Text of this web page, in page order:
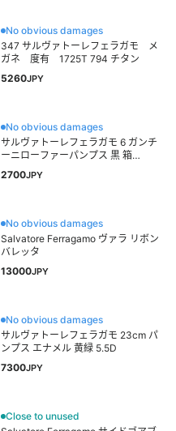
No obvious damages
347 サルヴァトーレフェラガモ メ
ガネ 度有 1725T 794 チタン
5260JPY
No obvious damages
サルヴァトーレフェラガモ 6 ガンチ
ーニローファーパンプス 黒 箱
2700JPY
No obvious damages
Salvatore Ferragamo ヴァラ リボン
バレッタ
13000JPY
No obvious damages
サルヴァトーレフェラガモ 23cm パ
ンプス エナメル 黄緑 5.5D
7300JPY
Close to unused